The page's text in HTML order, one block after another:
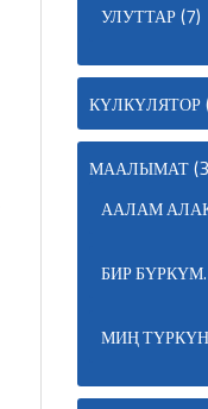
УЛУТТАР(7)
КҮЛКҮЛЯТОР
МААЛЫМАТ
ААЛАМ
БИР
МИҢ